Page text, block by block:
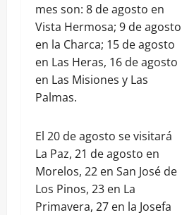
mes son: 8 de agosto en
Vista Hermosa; 9 de agosto
en la Charca; 15 de agosto
en Las Heras, 16 de agosto
en Las Misiones y Las
Palmas.
El 20 de agosto se visitará
La Paz, 21 de agosto en
Morelos, 22 en San José de
Los Pinos, 23 en La
Primavera, 27 en la Josefa